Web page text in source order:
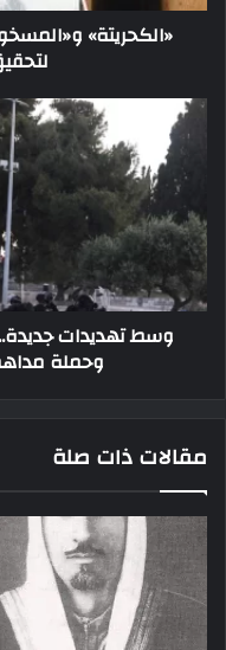
«الكحريتة»
وسط تهديدات
وحملة
مقالات ذات صلة